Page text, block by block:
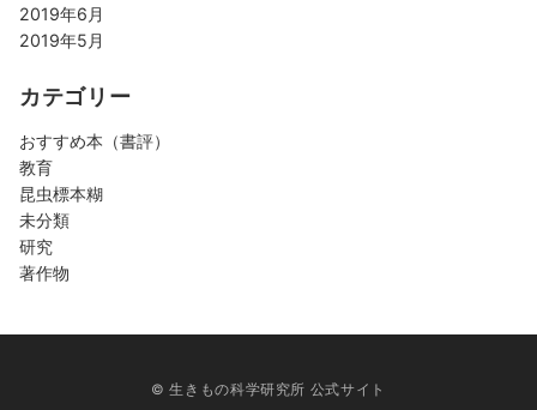
2019年6月
2019年5月
カテゴリー
おすすめ本（書評）
教育
昆虫標本糊
未分類
研究
著作物
© 生きもの科学研究所 公式サイト